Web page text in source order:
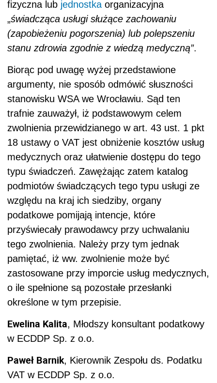
fizyczna lub jednostka organizacyjna
„świadcząca usługi służące zachowaniu
(zapobieżeniu pogorszenia) lub polepszeniu
stanu zdrowia zgodnie z wiedzą medyczną”.
Biorąc pod uwagę wyżej przedstawione
argumenty, nie sposób odmówić słuszności
stanowisku WSA we Wrocławiu. Sąd ten
trafnie zauważył, iż podstawowym celem
zwolnienia przewidzianego w art. 43 ust. 1 pkt
18 ustawy o VAT jest obniżenie kosztów usług
medycznych oraz ułatwienie dostępu do tego
typu świadczeń. Zawężając zatem katalog
podmiotów świadczących tego typu usługi ze
względu na kraj ich siedziby, organy
podatkowe pomijają intencje, które
przyświecały prawodawcy przy uchwalaniu
tego zwolnienia. Należy przy tym jednak
pamiętać, iż ww. zwolnienie może być
zastosowane przy imporcie usług medycznych,
o ile spełnione są pozostałe przesłanki
określone w tym przepisie.
Ewelina Kalita, Młodszy konsultant podatkowy
w ECDDP Sp. z o.o.
Paweł Barnik, Kierownik Zespołu ds. Podatku
VAT w ECDDP Sp. z o.o.